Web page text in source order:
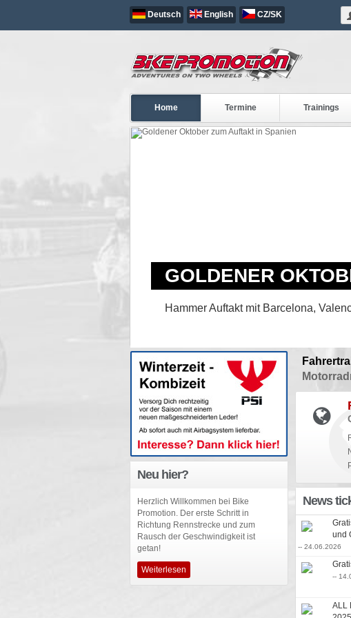
Deutsch English CZ/SK
Home Termine Trainings
GOLDENER
Hammer Auftakt mit Barcelona,
Neu hier?
Herzlich Willkommen bei Bike
Promotion. Der erste Schritt in
Richtung Rennstrecke und zum
Rausch der Geschwindigkeit ist
getan!
Weiterlesen
News
und
-- 24.06.2026
--
ALL